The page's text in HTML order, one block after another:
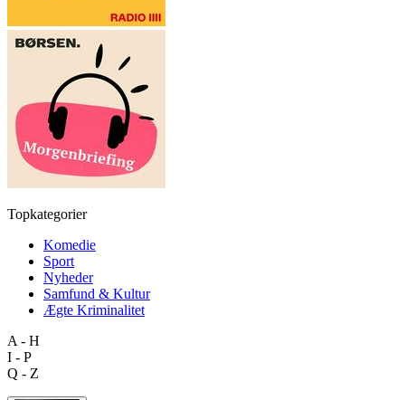
Topkategorier
Komedie
Sport
Nyheder
Samfund & Kultur
Ægte Kriminalitet
A - H
I - P
Q - Z